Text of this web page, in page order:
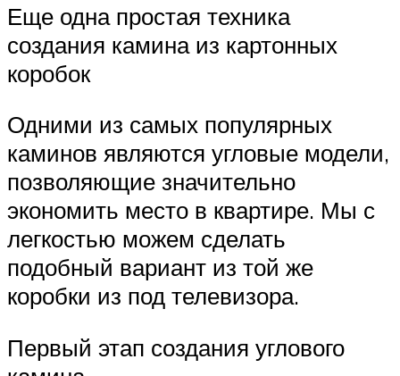
Еще одна простая техника
создания камина из картонных
коробок
Одними из самых популярных
каминов являются угловые модели,
позволяющие значительно
экономить место в квартире. Мы с
легкостью можем сделать
подобный вариант из той же
коробки из под телевизора.
Первый этап создания углового